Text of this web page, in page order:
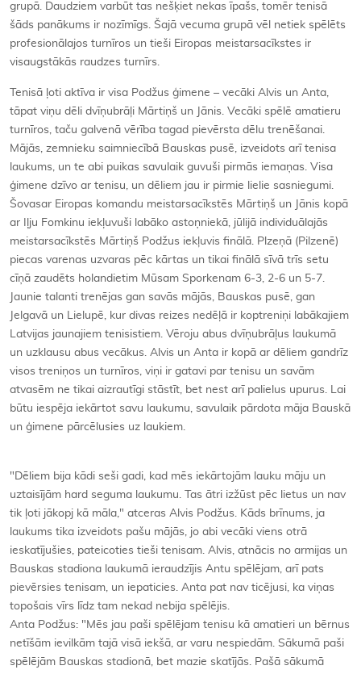
grupā. Daudziem varbūt tas nešķiet nekas īpašs, tomēr tenisā
šāds panākums ir nozīmīgs. Šajā vecuma grupā vēl netiek spēlēts
profesionālajos turnīros un tieši Eiropas meistarsacīkstes ir
visaugstākās raudzes turnīrs.
Tenisā ļoti aktīva ir visa Podžus ģimene – vecāki Alvis un Anta,
tāpat viņu dēli dvīņubrāļi Mārtiņš un Jānis. Vecāki spēlē amatieru
turnīros, taču galvenā vērība tagad pievērsta dēlu trenēšanai.
Mājās, zemnieku saimniecībā Bauskas pusē, izveidots arī tenisa
laukums, un te abi puikas savulaik guvuši pirmās iemaņas. Visa
ģimene dzīvo ar tenisu, un dēliem jau ir pirmie lielie sasniegumi.
Šovasar Eiropas komandu meistarsacīkstēs Mārtiņš un Jānis kopā
ar Iļju Fomkinu iekļuvuši labāko astoņniekā, jūlijā individuālajās
meistarsacīkstēs Mārtiņš Podžus iekļuvis finālā. Plzeņā (Pilzenē)
piecas varenas uzvaras pēc kārtas un tikai finālā sīvā trīs setu
cīņā zaudēts holandietim Mūsam Sporkenam 6-3, 2-6 un 5-7.
Jaunie talanti trenējas gan savās mājās, Bauskas pusē, gan
Jelgavā un Lielupē, kur divas reizes nedēļā ir koptreniņi labākajiem
Latvijas jaunajiem tenisistiem. Vēroju abus dvīņubrāļus laukumā
un uzklausu abus vecākus. Alvis un Anta ir kopā ar dēliem gandrīz
visos treniņos un turnīros, viņi ir gatavi par tenisu un savām
atvasēm ne tikai aizrautīgi stāstīt, bet nest arī palielus upurus. Lai
būtu iespēja iekārtot savu laukumu, savulaik pārdota māja Bauskā
un ģimene pārcēlusies uz laukiem.
"Dēliem bija kādi seši gadi, kad mēs iekārtojām lauku māju un
uztaisījām hard seguma laukumu. Tas ātri izžūst pēc lietus un nav
tik ļoti jākopj kā māla," atceras Alvis Podžus. Kāds brīnums, ja
laukums tika izveidots pašu mājās, jo abi vecāki viens otrā
ieskatījušies, pateicoties tieši tenisam. Alvis, atnācis no armijas un
Bauskas stadiona laukumā ieraudzījis Antu spēlējam, arī pats
pievērsies tenisam, un iepaticies. Anta pat nav ticējusi, ka viņas
topošais vīrs līdz tam nekad nebija spēlējis.
Anta Podžus: "Mēs jau paši spēlējam tenisu kā amatieri un bērnus
netīšām ievilkām tajā visā iekšā, ar varu nespiedām. Sākumā paši
spēlējām Bauskas stadionā, bet mazie skatījās. Pašā sākumā